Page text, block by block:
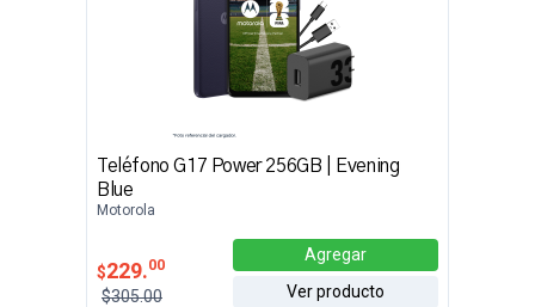
Teléfono G17 Power 256GB | Evening
Blue
Motorola
$229.00
$305.00
Agregar
Ver producto